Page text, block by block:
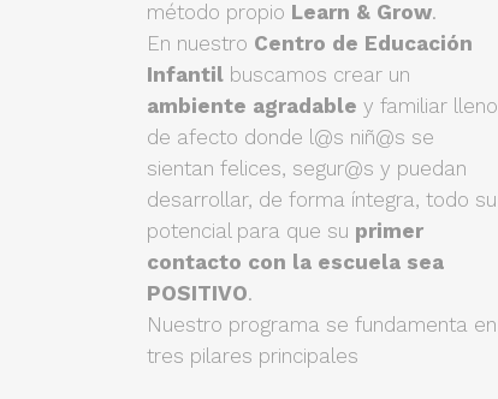
método propio Learn & Grow.
En nuestro Centro de Educación
Infantil buscamos crear un
ambiente agradable y familiar lleno
de afecto donde l@s niñ@s se
sientan felices, segur@s y puedan
desarrollar, de forma íntegra, todo su
potencial para que su primer
contacto con la escuela sea
POSITIVO.
Nuestro programa se fundamenta en
tres pilares principales